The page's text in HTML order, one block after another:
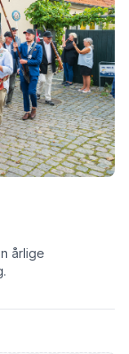
årlige